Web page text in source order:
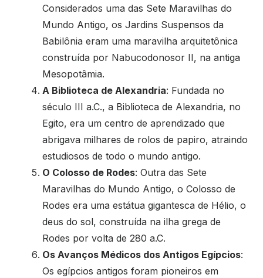
Considerados uma das Sete Maravilhas do
Mundo Antigo, os Jardins Suspensos da
Babilônia eram uma maravilha arquitetônica
construída por Nabucodonosor II, na antiga
Mesopotâmia.
A Biblioteca de Alexandria: Fundada no
século III a.C., a Biblioteca de Alexandria, no
Egito, era um centro de aprendizado que
abrigava milhares de rolos de papiro, atraindo
estudiosos de todo o mundo antigo.
O Colosso de Rodes: Outra das Sete
Maravilhas do Mundo Antigo, o Colosso de
Rodes era uma estátua gigantesca de Hélio, o
deus do sol, construída na ilha grega de
Rodes por volta de 280 a.C.
Os Avanços Médicos dos Antigos Egípcios:
Os egípcios antigos foram pioneiros em